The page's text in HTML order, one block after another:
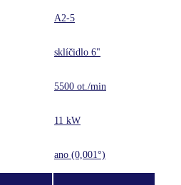
A2-5
sklíčidlo 6"
5500 ot./min
11 kW
ano (0,001°)